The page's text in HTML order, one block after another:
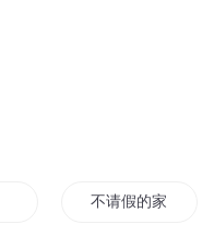
不请假的家禽